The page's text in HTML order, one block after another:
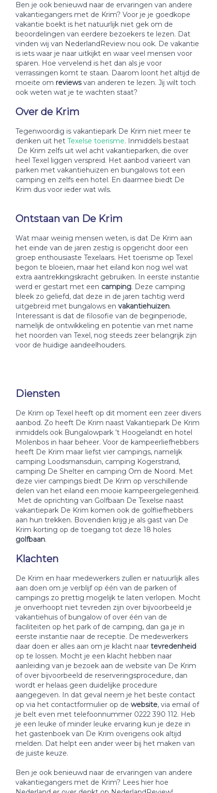
Ben je ook benieuwd naar de ervaringen van andere
vakantiegangers met de Krim? Voor je je goedkope
vakantie boekt is het natuurlijk niet gek om de
beoordelingen van eerdere bezoekers te lezen. Dat
vinden wij van NederlandReview nou ook. De vakantie
is iets waar je naar uitkijkt en waar veel mensen voor
sparen. Hoe vervelend is het dan als je voor
verrassingen komt te staan. Daarom loont het altijd de
moeite om reviewsvan anderen te lezen. Jij wilt toch
ook weten wat je te wachten staat?
Over de Krim
Tegenwoordig is vakantiepark De Krim niet meer te
denken uit het Texelse toerisme. Inmiddels bestaat
De Krim zelfs uit wel acht vakantieparken, die over
heel Texel liggen verspreid. Het aanbod varieert van
parken met vakantiehuizen en bungalows tot een
camping en zelfs een hotel. En daarmee biedt De
Krim dus voor ieder wat wils.
Ontstaan van De Krim
Wat maar weinig mensen weten, is dat De Krim aan
het einde van de jaren zestig is opgericht door een
groep enthousiaste Texelaars. Het toerisme op Texel
begon te bloeien, maar het eiland kon nog wel wat
extra aantrekkingskracht gebruiken. In eerste instantie
werd er gestart met een camping. Deze camping
bleek zo geliefd, dat deze in de jaren tachtig werd
uitgebreid met bungalows en vakantiehuizen.
Interessant is dat de filosofie van de beginperiode,
namelijk de ontwikkeling en potentie van met name
het noorden van Texel, nog steeds zeer belangrijk zijn
voor de huidige aandeelhouders.
Diensten
De Krim op Texel heeft op dit moment een zeer divers
aanbod. Zo heeft De Krim naast Vakantiepark De Krim
inmiddels ook Bungalowpark ’t Hoogelandt en hotel
Molenbos in haar beheer. Voor de kampeerliefhebbers
heeft De Krim maar liefst vier campings, namelijk
camping Loodsmansduin, camping Kogerstrand,
camping De Shelter en camping Om de Noord. Met
deze vier campings biedt De Krim op verschillende
delen van het eiland een mooie kampeergelegenheid.
Met de oprichting van Golfbaan De Texelse naast
vakantiepark De Krim komen ook de golfliefhebbers
aan hun trekken. Bovendien krijg je als gast van De
Krim korting op de toegang tot deze 18 holes
golfbaan.
Klachten
De Krim en haar medewerkers zullen er natuurlijk alles
aan doen om je verblijf op één van de parken of
campings zo prettig mogelijk te laten verlopen. Mocht
je onverhoopt niet tevreden zijn over bijvoorbeeld je
vakantiehuis of bungalow of over één van de
faciliteiten op het park of de camping, dan ga je in
eerste instantie naar de receptie. De medewerkers
daar doen er alles aan om je klacht naar tevredenheid
op te lossen. Mocht je een klacht hebben naar
aanleiding van je bezoek aan de website van De Krim
of over bijvoorbeeld de reserveringsprocedure, dan
wordt er helaas geen duidelijke procedure
aangegeven. In dat geval neem je het beste contact
op via het contactformulier op de website, via email of
je belt even met telefoonnummer 0222 390 112. Heb
je een leuke of minder leuke ervaring kun je deze in
het gastenboek van De Krim overigens ook altijd
melden. Dat helpt een ander weer bij het maken van
de juiste keuze.
Ben je ook benieuwd naar de ervaringen van andere
vakantiegangers met de Krim? Lees hier hoe